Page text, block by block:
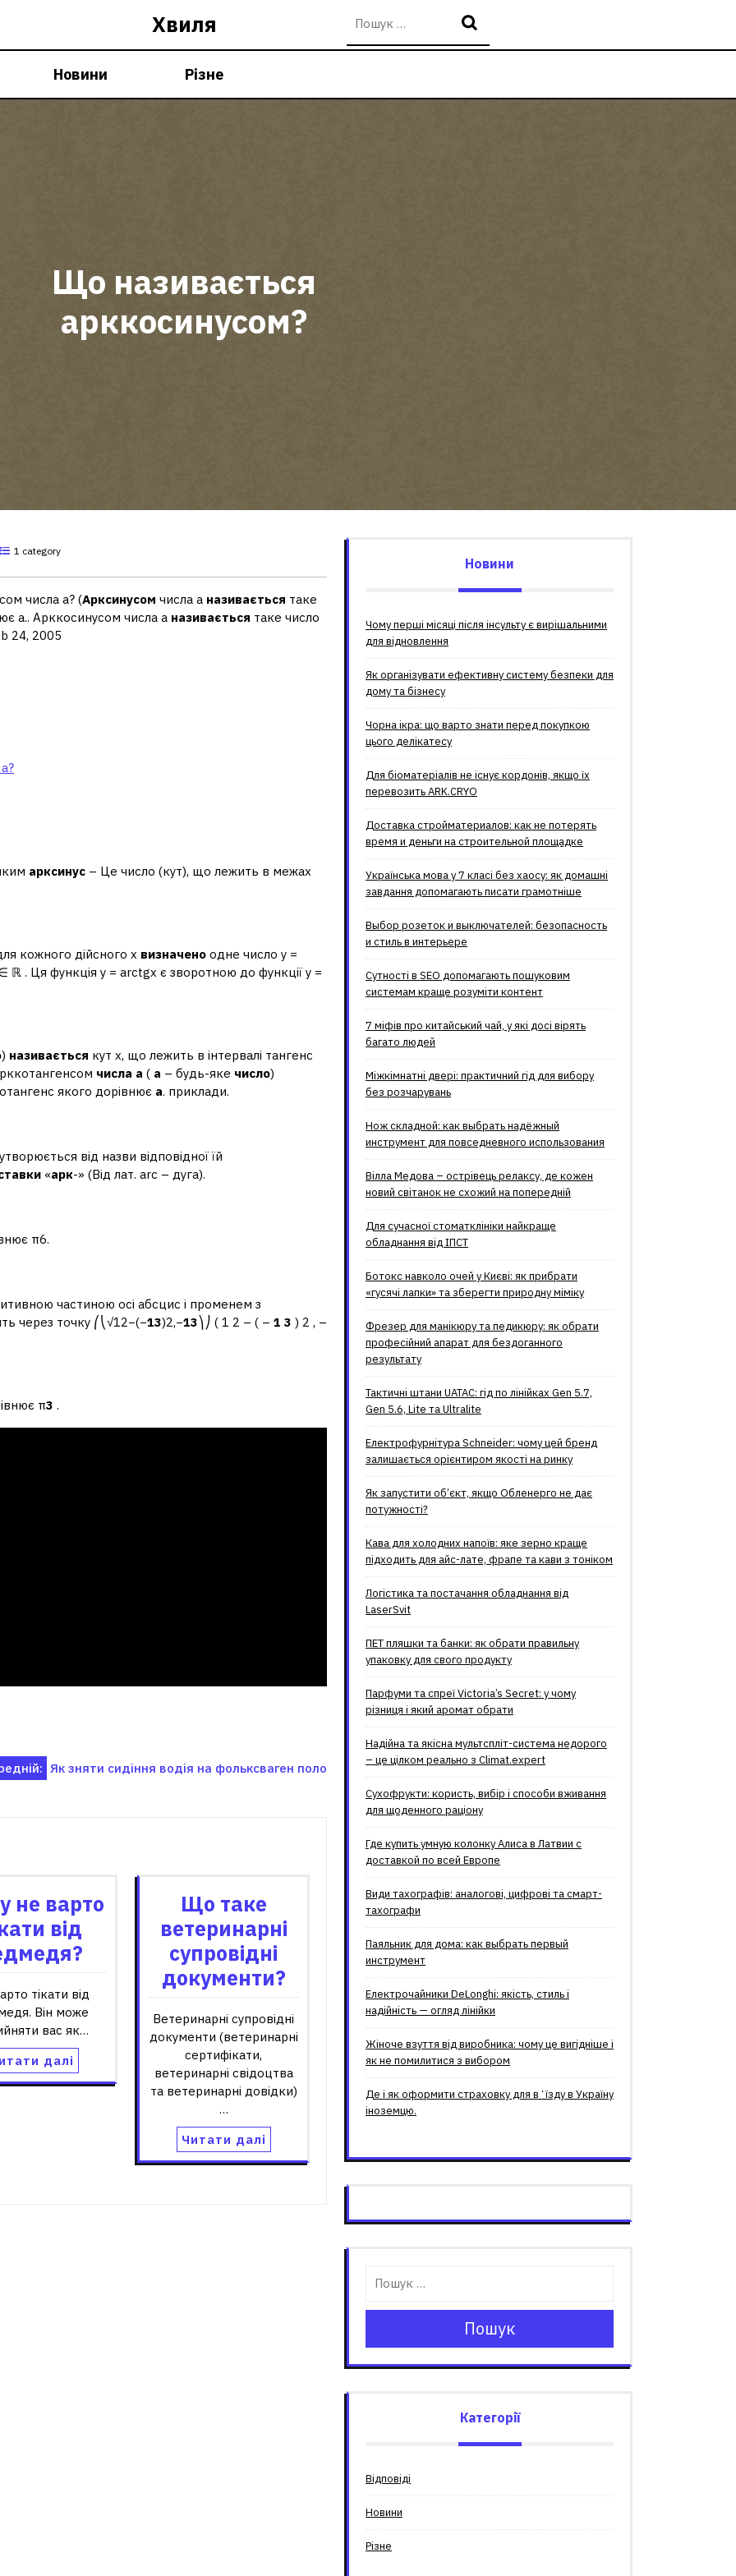
Хвиля
Новини Різне
Що називається
арккосинусом?
1 category
числа а? (Арксинусом числа а називається таке
а.. Арккосинусом числа а називається таке число
24, 2005
арксинус – Це число (кут), що лежить в межах
кожного дійсного x визначено одне число y =
ℝ . Ця функція y = arctgx є зворотною до функції y =
) називається кут x, що лежить в інтервалі тангенс
числа а ( а – будь-яке число)
якого дорівнює а. приклади.
від назви відповідної їй
«арк-» (Від лат. arc – дуга).
π6.
частиною осі абсцис і променем з
через точку ⎛⎝√12−(−13)2,−13⎞⎠ ( 1 2 – ( – 1 3 ) 2 , –
π3 .
Як зняти сидіння водія на фольксваген поло
не варто
від
тікати від
Він може
вас як…
далі
Що таке
ветеринарні
супровідні
документи?
Ветеринарні супровідні
документи (ветеринарні
сертифікати,
ветеринарні свідоцтва
та ветеринарні довідки)
…
Читати далі
Новини
Чому перші місяці після інсульту є вирішальними
для відновлення
Як організувати ефективну систему безпеки для
дому та бізнесу
Чорна ікра: що варто знати перед покупкою
цього делікатесу
Для біоматеріалів не існує кордонів, якщо їх
перевозить ARK.CRYO
Доставка стройматериалов: как не потерять
время и деньги на строительной площадке
Українська мова у 7 класі без хаосу: як домашні
завдання допомагають писати грамотніше
Выбор розеток и выключателей: безопасность
и стиль в интерьере
Сутності в SEO допомагають пошуковим
системам краще розуміти контент
7 міфів про китайський чай, у які досі вірять
багато людей
Міжкімнатні двері: практичний гід для вибору
без розчарувань
Нож складной: как выбрать надёжный
инструмент для повседневного использования
Вілла Медова – острівець релаксу, де кожен
новий світанок не схожий на попередній
Для сучасної стоматклініки найкраще
обладнання від ІПСТ
Ботокс навколо очей у Києві: як прибрати
«гусячі лапки» та зберегти природну міміку
Фрезер для манікюру та педикюру: як обрати
професійний апарат для бездоганного
результату
Тактичні штани UATAC: гід по лінійках Gen 5.7,
Gen 5.6, Lite та Ultralite
Електрофурнітура Schneider: чому цей бренд
залишається орієнтиром якості на ринку
Як запустити об’єкт, якщо Обленерго не дає
потужності?
Кава для холодних напоїв: яке зерно краще
підходить для айс-лате, фрапе та кави з тоніком
Логістика та постачання обладнання від
LaserSvit
ПЕТ пляшки та банки: як обрати правильну
упаковку для свого продукту
Парфуми та спреї Victoria’s Secret: у чому
різниця і який аромат обрати
Надійна та якісна мультспліт-система недорого
– це цілком реально з Climat.еxpert
Сухофрукти: користь, вибір і способи вживання
для щоденного раціону
Где купить умную колонку Алиса в Латвии с
доставкой по всей Европе
Види тахографів: аналогові, цифрові та смарт-
тахографи
Паяльник для дома: как выбрать первый
инструмент
Електрочайники DeLonghi: якість, стиль і
надійність — огляд лінійки
Жіноче взуття від виробника: чому це вигідніше і
як не помилитися з вибором
Де і як оформити страховку для вʼїзду в Україну
іноземцю.
Пошук
Категорії
Відповіді
Новини
Різне